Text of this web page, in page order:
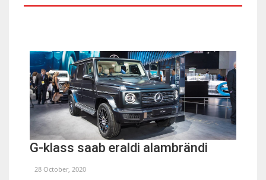
G-klass saab eraldi alambrändi
28 October, 2020